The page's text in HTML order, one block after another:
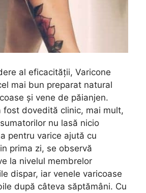
al eficacității, Varicone
mai bun preparat natural
și vene de păianjen.
fost dovedită clinic, mai mult,
nu lasă nicio
pentru varice ajută cu
prima zi, se observă
la nivelul membrelor
dispar, iar venele varicoase
după câteva săptămâni. Cu